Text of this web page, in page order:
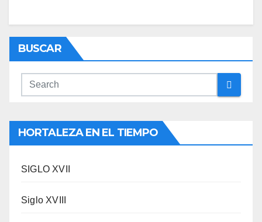
BUSCAR
HORTALEZA EN EL TIEMPO
SIGLO XVII
Siglo XVIII